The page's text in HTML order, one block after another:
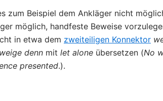
zum Beispiel dem Ankläger nicht
möglich, handfeste Beweise
in etwa dem zweiteiligen Konnektor
denn mit let alone übersetzen (No
presented.).